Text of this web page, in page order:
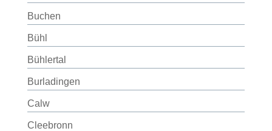
Buchen
Bühl
Bühlertal
Burladingen
Calw
Cleebronn